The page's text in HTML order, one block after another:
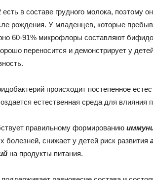
в составе грудного молока, поэтому
рождения. У младенцев, которые
60-91% микрофлоры составляют
переносится и демонстрирует у
происходит постепенное
естественная среда для влияния
правильному формированию
болезней, снижает у детей риск развития
на продукты питания.